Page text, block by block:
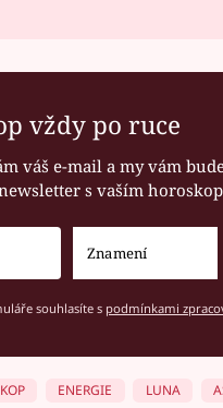
vždy po ruce
váš e-mail a my vám
s vaším
souhlasíte s podmínkami
ENERGIE LUNA